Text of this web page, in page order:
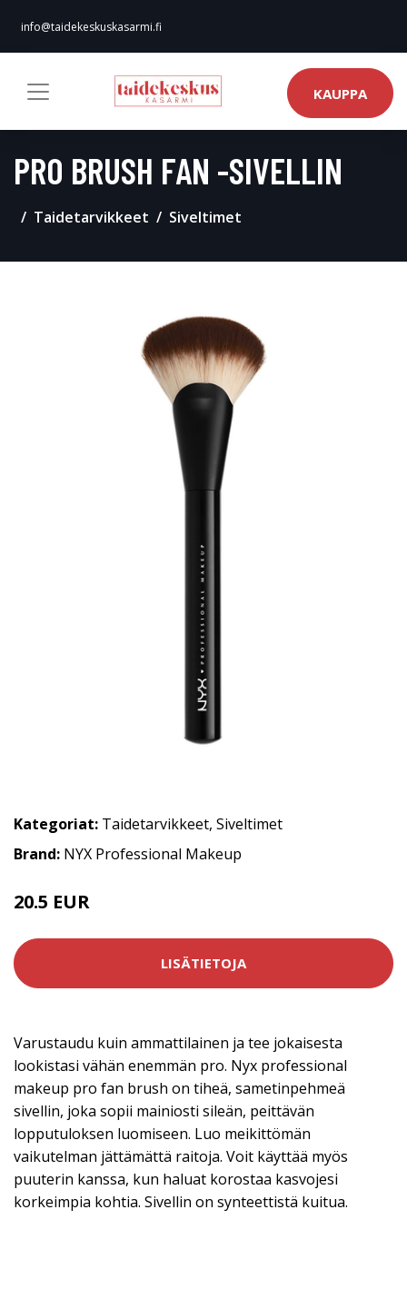
info@taidekeskuskasarmi.fi
KAUPPA
PRO BRUSH FAN -SIVELLIN
Taidetarvikkeet Siveltimet
Kategoriat: Taidetarvikkeet, Siveltimet
Brand: NYX Professional Makeup
20.5 EUR
LISÄTIETOJA
Varustaudu kuin ammattilainen ja tee jokaisesta
lookistasi vähän enemmän pro. Nyx professional
makeup pro fan brush on tiheä, sametinpehmeä
sivellin, joka sopii mainiosti sileän, peittävän
lopputuloksen luomiseen. Luo meikittömän
vaikutelman jättämättä raitoja. Voit käyttää myös
puuterin kanssa, kun haluat korostaa kasvojesi
korkeimpia kohtia. Sivellin on synteettistä kuitua.